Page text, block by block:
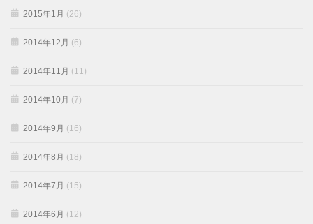
2015年1月 (26)
2014年12月 (6)
2014年11月 (11)
2014年10月 (7)
2014年9月 (16)
2014年8月 (18)
2014年7月 (15)
2014年6月 (12)